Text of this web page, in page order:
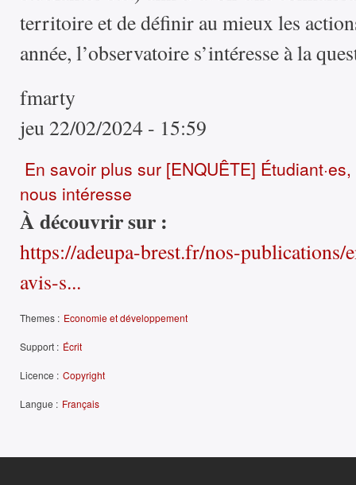
territoire et de définir au mieux les
année, l’observatoire s’intéresse à la
fmarty
jeu 22/02/2024 - 15:59
En savoir plus sur [ENQUÊTE]
nous intéresse
À découvrir sur :
https://adeupa-brest.fr/nos-publications/
avis-s...
Themes : Economie et développement
Support : Écrit
Licence : Copyright
Langue : Français